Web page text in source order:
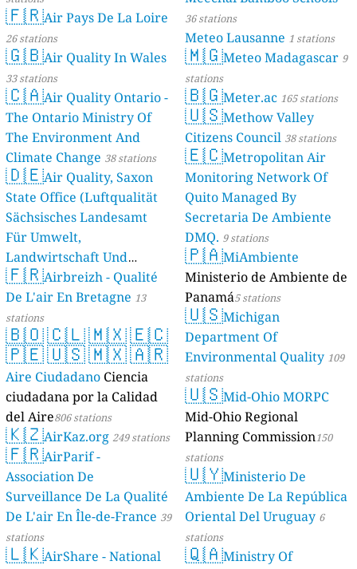
🇫🇷Air Pays De La Loire
26 stations
🇬🇧Air Quality In Wales
33 stations
🇨🇦Air Quality Ontario -
The Ontario Ministry Of
The Environment And
Climate Change 38 stations
🇩🇪Air Quality, Saxon
State Office (Luftqualität
Sächsisches Landesamt
Für Umwelt,
Landwirtschaft Und
Geologie) 50 stations
🇫🇷Airbreizh - Qualité
De L'air En Bretagne 13
stations
🇧🇴🇨🇱🇲🇽🇪🇨
🇵🇪🇺🇸🇲🇽🇦🇷
Aire Ciudadano Ciencia
ciudadana por la Calidad
del Aire806 stations
🇰🇿AirKaz.org 249 stations
🇫🇷AirParif -
Association De
Surveillance De La Qualité
De L'air En Île-de-France 39
stations
🇱🇰AirShare - National
36 stations
Meteo Lausanne 1 stations
🇲🇬Meteo Madagascar 9
stations
🇧🇬Meter.ac 165 stations
🇺🇸Methow Valley
Citizens Council 38 stations
🇪🇨Metropolitan Air
Monitoring Network Of
Quito Managed By
Secretaria De Ambiente
DMQ. 9 stations
🇵🇦MiAmbiente
Ministerio de Ambiente de
Panamá5 stations
🇺🇸Michigan
Department Of
Environmental Quality 109
stations
🇺🇸Mid-Ohio MORPC
Mid-Ohio Regional
Planning Commission150
stations
🇺🇾Ministerio De
Ambiente De La República
Oriental Del Uruguay 6
stations
🇶🇦Ministry Of